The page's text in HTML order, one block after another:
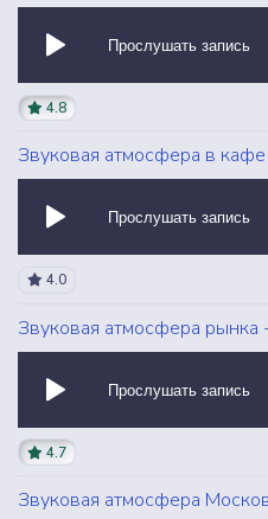
Прослушать запись
4.8
Звуковая атмосфера в кафе
Прослушать запись
4.0
Звуковая атмосфера рынка
Прослушать запись
4.7
Звуковая атмосфера